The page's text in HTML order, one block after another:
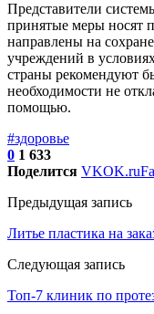
Представители
принятые меры носят
направлены на
учреждений в
страны рекомендуют
необходимости не
помощью.
#здоровье
0 1 633
Поделится VKOK.ru
Предыдущая запись
Литье пластика на
Следующая запись
Топ-7 клиник по